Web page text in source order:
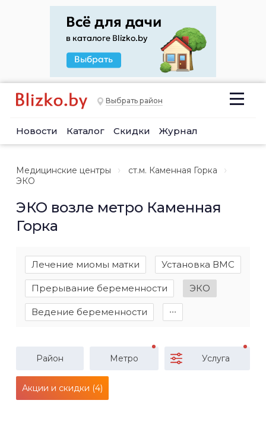
Выбрать район
Новости Каталог Скидки Журнал
Медицинские центры
ст.м. Каменная Горка
ЭКО
ЭКО возле метро Каменная
Горка
Лечение миомы матки Установка ВМС
Прерывание беременности ЭКО
Ведение беременности ∙∙∙
Район Метро Услуга
Акции и скидки (4)